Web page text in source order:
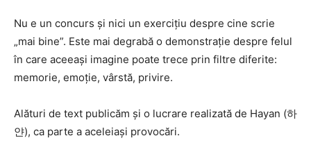
Nu e un concurs și nici un exercițiu despre cine scrie
„mai bine”. Este mai degrabă o demonstrație despre felul
în care aceeași imagine poate trece prin filtre diferite:
memorie, emoție, vârstă, privire.
Alături de text publicăm și o lucrare realizată de Hayan (하
얀), ca parte a aceleiași provocări.